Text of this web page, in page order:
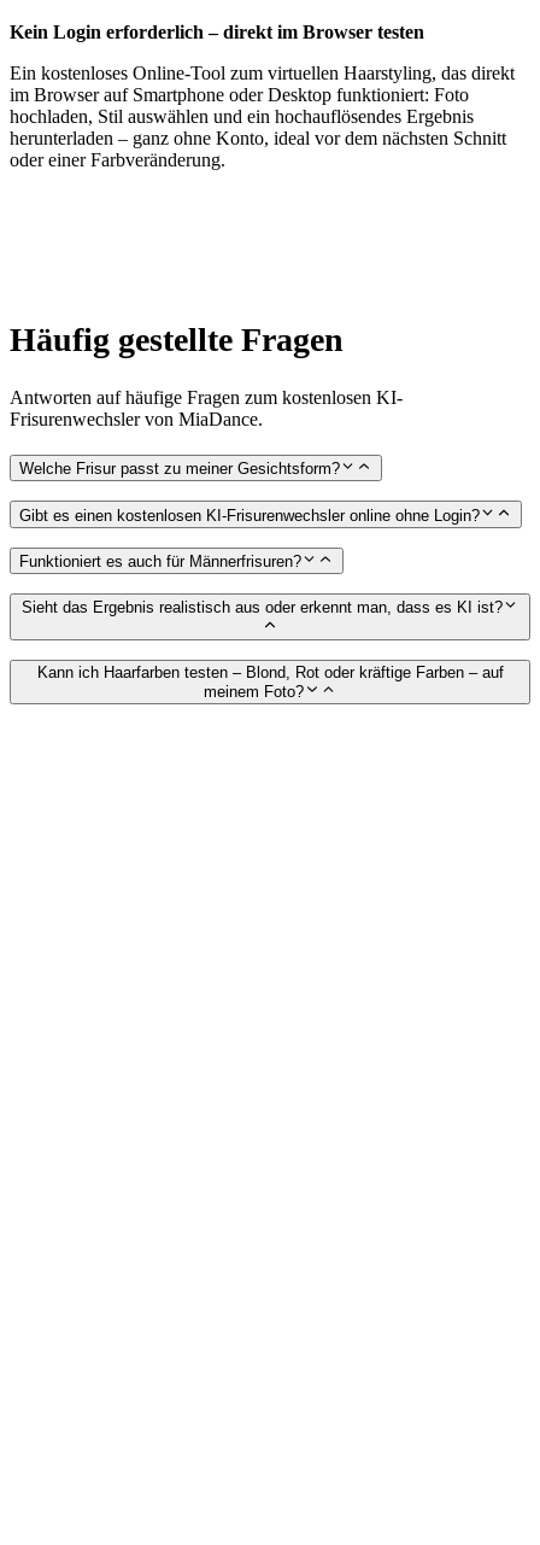
Kein Login erforderlich – direkt im Browser testen
Ein kostenloses Online-Tool zum virtuellen Haarstyling, das direkt
im Browser auf Smartphone oder Desktop funktioniert: Foto
hochladen, Stil auswählen und ein hochauflösendes Ergebnis
herunterladen – ganz ohne Konto, ideal vor dem nächsten Schnitt
oder einer Farbveränderung.
Häufig gestellte Fragen
Antworten auf häufige Fragen zum kostenlosen KI-
Frisurenwechsler von MiaDance.
Welche Frisur passt zu meiner Gesichtsform?
Gibt es einen kostenlosen KI-Frisurenwechsler online ohne Login?
Funktioniert es auch für Männerfrisuren?
Sieht das Ergebnis realistisch aus oder erkennt man, dass es KI ist?
Kann ich Haarfarben testen – Blond, Rot oder kräftige Farben – auf
meinem Foto?